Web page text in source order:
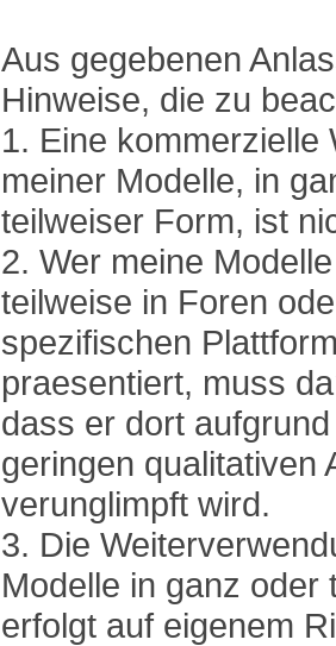
Aus gegebenen
Hinweise, die zu
1. Eine kommerzielle
meiner Modelle, in
teilweiser Form, ist
2. Wer meine
teilweise in Foren
spezifischen
praesentiert, muss
dass er dort
geringen qualitativen
verunglimpft wird.
3. Die
Modelle in ganz oder
erfolgt auf eigenem